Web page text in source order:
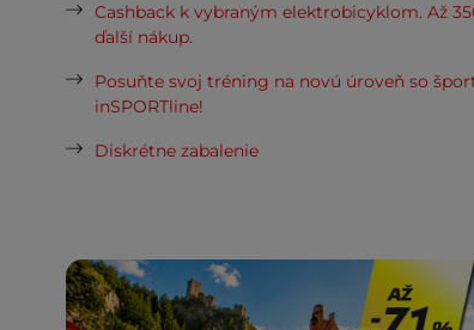
Cashback k vybraným elektrobicyklom. Až
ďalší nákup.
Posuňte svoj tréning na novú úroveň so
inSPORTline!
Diskrétne zabalenie